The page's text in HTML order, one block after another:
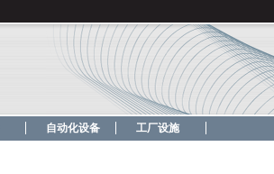
自动化设备 工厂设施